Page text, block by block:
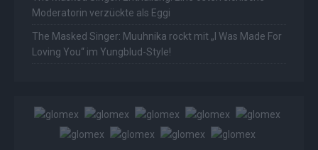
Moderatorin verzückte als Eggi
The Masked Singer: Muuhnika rockt mit „I Was Made For
Loving You“ im Yungblud-Style!